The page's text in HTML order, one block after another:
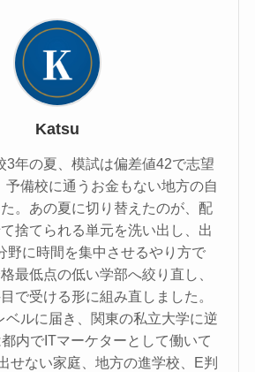
Katsu
3年の夏、模試は偏差値42で志望
予備校に通うお金もない地方の自
。あの夏に切り替えたのが、配
捨てられる単元を洗い出し、出
野に時間を集中させるやり方で
最低点の低い学部へ絞り直し、
で受ける形に組み直しました。
ベルに届き、関東の私立大学に逆
内でITマーケターとして働いて
せない家庭、地方の進学校、E判